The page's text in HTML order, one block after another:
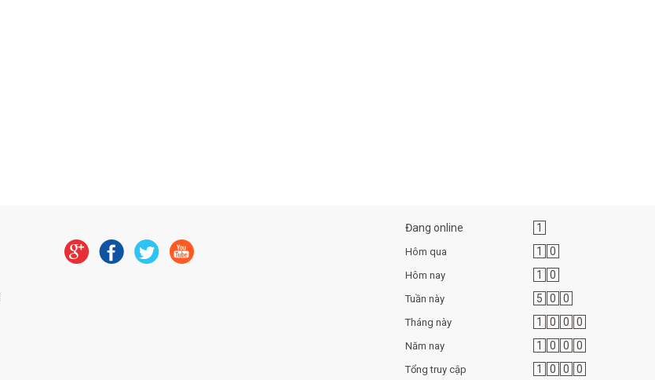
Đang online 1
Hôm qua 1 0
Hôm nay 1 0
Tuần này 5 0 0
Tháng này 1 0 0 0
Năm nay 1 0 0 0
Tổng truy cập 1 0 0 0